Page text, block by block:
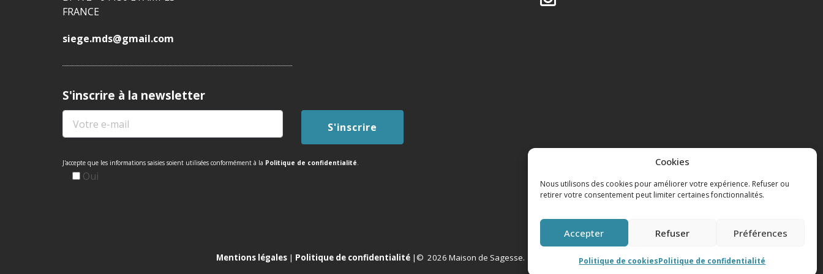
Cookies
Nous utilisons des cookies pour améliorer votre expérience. Refuser ou
retirer votre consentement peut limiter certaines fonctionnalités.
Accepter Refuser Préférences
Politique de cookiesPolitique de confidentialité
FRANCE
siege.mds@gmail.com
S'inscrire à la newsletter
J'accepte que les informations saisies soient utilisées conformément à la Politique de confidentialité
Oui
Mentions légales| Politique de confidentialité|© 2026 Maison de Sagesse. Tous droits réservés.